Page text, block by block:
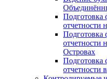
Подготовка
отчетности
Подготовка
отчетности
Островах
Подготовка
отчетности